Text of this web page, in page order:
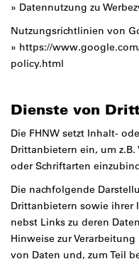
» Datennutzung zu
Nutzungsrichtlinien von
» https://
policy.html
Dienste von
Die FHNW setzt Inhalt-
Drittanbietern ein, um z.B.
oder Schriftarten
Die nachfolgende
Drittanbietern sowie ihrer
nebst Links zu deren
Hinweise zur Verarbeitung
von Daten und, zum Teil